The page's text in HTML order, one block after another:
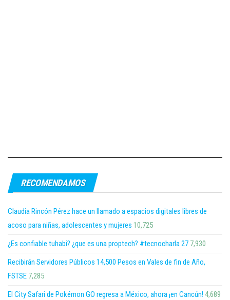
RECOMENDAMOS
Claudia Rincón Pérez hace un llamado a espacios digitales libres de
acoso para niñas, adolescentes y mujeres 10,725
¿Es confiable tuhabi? ¿que es una proptech? #tecnocharla 27 7,930
Recibirán Servidores Públicos 14,500 Pesos en Vales de fin de Año,
FSTSE 7,285
El City Safari de Pokémon GO regresa a México, ahora ¡en Cancún! 4,689